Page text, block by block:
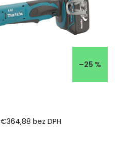
–25 %
€364,88 bez DPH